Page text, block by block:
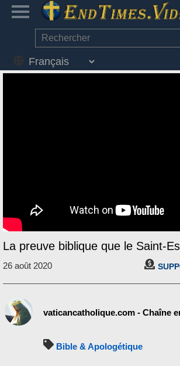
La preuve biblique que le Saint-
26 août 2020
vaticancatholique.com - Chaîne
Bible & Apologétique